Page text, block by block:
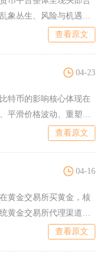
象丛生、风险与机遇并
查看原文
04-23
特币的影响核心体现在
平滑价格波动、重塑市
查看原文
04-16
黄金交易所买黄金，核
黄金交易所代理渠道购
查看原文